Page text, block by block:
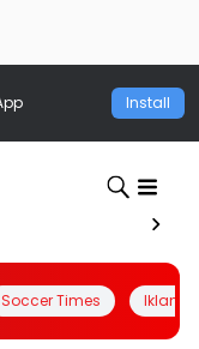
Install
Soccer Times Iklanin